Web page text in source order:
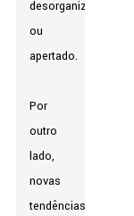
desorganizado
ou
apertado.
Por
outro
lado,
novas
tendências,